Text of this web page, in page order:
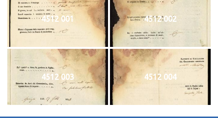
4512 001 4512 002
4512 003 4512 004